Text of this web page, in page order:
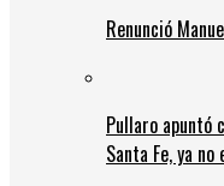
Renunció
Pullaro apuntó
Santa Fe, ya